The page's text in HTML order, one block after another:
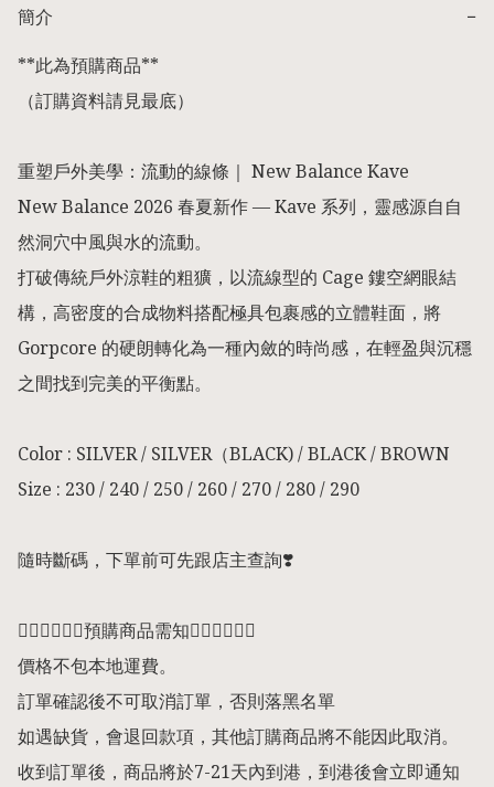
簡介
−
**此為預購商品**
（訂購資料請見最底）
重塑戶外美學：流動的線條｜ New Balance Kave
New Balance 2026 春夏新作 — Kave 系列，靈感源自自
然洞穴中風與水的流動。
打破傳統戶外涼鞋的粗獷，以流線型的 Cage 鏤空網眼結
構，高密度的合成物料搭配極具包裹感的立體鞋面，將
Gorpcore 的硬朗轉化為一種內斂的時尚感，在輕盈與沉穩
之間找到完美的平衡點。
Color : SILVER / SILVER（BLACK) / BLACK / BROWN
Size : 230 / 240 / 250 / 260 / 270 / 280 / 290
隨時斷碼，下單前可先跟店主查詢❣️
👇🏻👇🏻👇🏻預購商品需知👇🏻👇🏻👇🏻
價格不包本地運費。
訂單確認後不可取消訂單，否則落黑名單
如遇缺貨，會退回款項，其他訂購商品將不能因此取消。
收到訂單後，商品將於7-21天內到港，到港後會立即通知